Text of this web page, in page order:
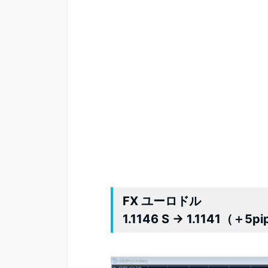
FX ユーロドル
1.1146 S → 1.1141（＋